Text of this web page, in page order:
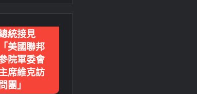
統接見
「美國聯邦
院軍委會
席維克訪
團」